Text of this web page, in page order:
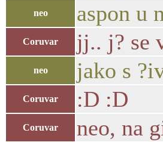
neo aspon u
Coruvar jj.. j? se
neo jako s
Coruvar :D :D
Coruvar neo, na